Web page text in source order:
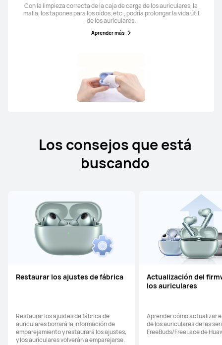
Con la limpieza correcta de la caja de carga de los auriculares, la
malla, los tapones para los oídos, etc., podría prolongar la vida útil
de los auriculares.
Aprender más
Los consejos que está
buscando
Restaurar los ajustes de fábrica
Restaurar los ajustes de fábrica de
auriculares borrará la información de
emparejamiento y restaurará los ajustes,
y los auriculares volverán a emparejarse.
Actualización del
los auriculares
Aprender cómo actualizar
de los auriculares de las
FreeBuds/FreeLace de